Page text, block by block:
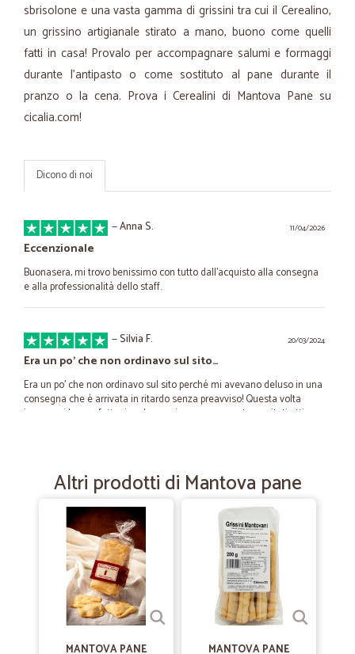
sbrisolone e una vasta gamma di grissini tra cui il Cerealino,
un grissino artigianale stirato a mano, buono come quelli
fatti in casa! Provalo per accompagnare salumi e formaggi
durante l’antipasto o come sostituto al pane durante il
pranzo o la cena. Prova i Cerealini di Mantova Pane su
cicalia.com!
Dicono di noi
11/04/2026
—Anna S.
Eccenzionale
Buonasera, mi trovo benissimo con tutto dall'acquisto alla consegna
e alla professionalità dello staff.
20/03/2024
—Silvia F.
Era un po’ che non ordinavo sul sito…
Era un po’ che non ordinavo sul sito perché mi avevano deluso in una
consegna che è arrivata in ritardo senza preavviso! Questa volta
invece mi hanno fatto ricredere e si sono veramente meritati ottima
23/05/2022
—Patrizia V.
Prodotti buonissimi
Prodotti buonissimi. Alta qualità. Ormai non ti mollo Cicalia
—Lorenzo R.
Prodotti ottimi e spedizione molto…
Prodotti ottimi e spedizione molto veloce.
Altri prodotti di Mantova pane
MANTOVA PANE
MANTOVA PANE